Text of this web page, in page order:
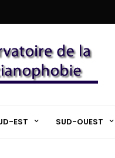
EST SUD-OUEST